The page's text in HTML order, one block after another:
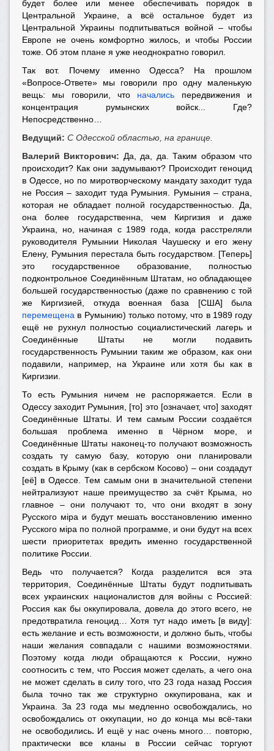
будет более или менее обеспечивать порядок в
Центральной Украине, а всё остальное будет из
Центральной Украины подпитываться войной – чтобы
Европе не очень комфортно жилось, и чтобы России
тоже. Об этом плане я уже неоднократно говорил.
Так вот. Почему именно Одесса? На прошлом
«Вопросе-Ответе» мы говорили про одну маленькую
вещь: мы говорили, что начались передвижения и
концентрация румынских войск... Где?
Непосредственно…
Ведущий: С Одесской областью, на границе.
Валерий Викторович: Да, да, да. Таким образом что
происходит? Как они задумывают? Происходит геноцид
в Одессе, но по миротворческому мандату заходит туда
не Россия – заходит туда Румыния. Румыния – страна,
которая не обладает полной государственностью. Да,
она более государственна, чем Киргизия и даже
Украина, но, начиная с 1989 года, когда расстреляли
руководителя Румынии Николая Чаушеску и его жену
Елену, Румыния перестала быть государством. [Теперь]
это государственное образование, полностью
подконтрольное Соединённым Штатам, но обладающее
большей государственностью (даже по сравнению с той
же Киргизией, откуда военная база [США] была
перемещена в Румынию) только потому, что в 1989 году
ещё не рухнул полностью социалистический лагерь и
Соединённые Штаты не могли подавить
государственность Румынии таким же образом, как они
подавили, например, на Украине или хотя бы как в
Киргизии.
То есть Румыния ничем не распоряжается. Если в
Одессу заходит Румыния, [то] это [означает, что] заходят
Соединённые Штаты. И тем самым России создаётся
большая проблема именно в Чёрном море, и
Соединённые Штаты наконец-то получают возможность
создать ту самую базу, которую они планировали
создать в Крыму (как в сербском Косово) – они создадут
[её] в Одессе. Тем самым они в значительной степени
нейтрализуют наше преимущество за счёт Крыма, но
главное – они получают то, что они входят в зону
Русского мiра и будут мешать восстановлению именно
Русского мiра по полной программе, и они будут на всех
шести приоритетах вредить именно государственной
политике России.
Ведь что получается? Когда разделится вся эта
территория, Соединённые Штаты будут подпитывать
всех украинских националистов для войны с Россией:
Россия как бы оккупировала, довела до этого всего, не
предотвратила геноцид… Хотя тут надо иметь [в виду]:
есть желание и есть возможности, и должно быть, чтобы
наши желания совпадали с нашими возможностями.
Поэтому когда люди обращаются к России, нужно
соотносить с тем, что Россия может сделать, а чего она
не может сделать в силу того, что 23 года назад Россия
была точно так же структурно оккупирована, как и
Украина. За 23 года мы медленно освобождались, но
освобождались от оккупации, но до конца мы всё-таки
не освободились. И ещё у нас очень много… повторю,
практически все кланы в России сейчас торгуют